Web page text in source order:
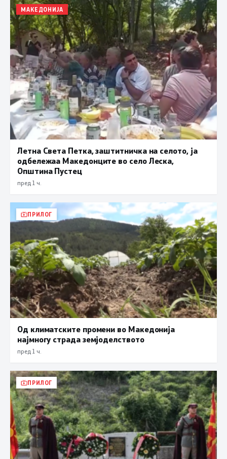
МАКЕДОНИЈА
Летна Света Петка, заштитничка на селото, ја
одбележаа Македонците во село Леска,
Општина Пустец
пред 1 ч.
ПРИЛОГ
Од климатските промени во Македонија
најмногу страда земјоделството
пред 1 ч.
ПРИЛОГ